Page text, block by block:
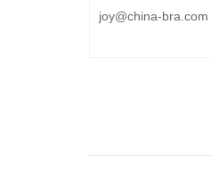
joy@china-bra.com